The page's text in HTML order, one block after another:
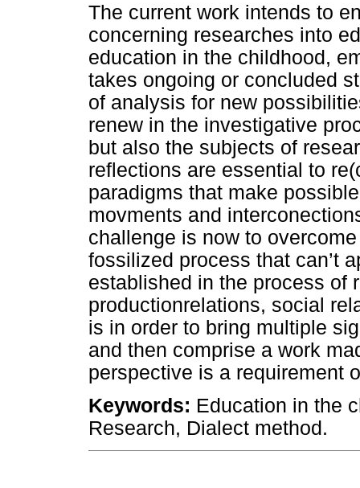
The current work intends to
concerning researches into
education in the childhood,
takes ongoing or concluded
of analysis for new
renew in the investigative
but also the subjects of
reflections are essential to
paradigms that make
movments and
challenge is now to
fossilized process that can’t
established in the process of
productionrelations, social
is in order to bring multiple
and then comprise a work
perspective is a requirement
Keywords: Education in the
Research, Dialect method.